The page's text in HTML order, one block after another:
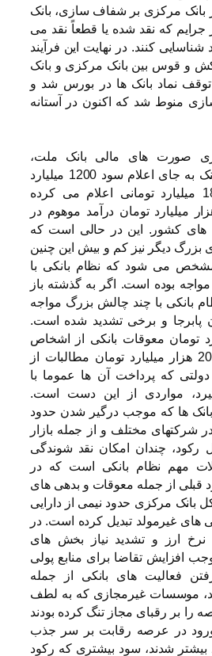
بانک مرکزی بر شفاف سازی، بانک
جرایم که نقد شده یا قطعاً نقد می
کنند. در نهایت این فرآیند
و قوس بین بانک مرکزی و بانک
توقف نماد بانک ها در بورس شد و
منوط شد که اکنون در آستانه
صورت های مالی بانک ملت،
مشخص شد که این بانک به جای اعلام سود 1200 میلیارد
تومانی باید زیان 1800 میلیارد تومانی اعلام می کرده
یعنی وجود 3 هزار میلیارد تومان درآمد موهوم در
های کشور. این در حالی است که
دیگر نیز کم و بیش این چنین
می شود که نظام بانکی با
بوده است. اگر به گذشته باز
بانکی با چند چالش بزرگ مواجه
پابرجا و برخی تشدید شده است.
میلیارد تومان معوقات بانکی از اشخاص
حقیقی و حقوقی و 200 هزار میلیارد تومان مطالبات از
که پرداخت آن ها عموما با
مواردی از این دست است.
ها که موجب درگیر شدن حدود
در شرکتهای مختلف و از جمله بازار
چندان امکان نقد شوندگی
مهم نظام بانکی است که در
قبلی از جمله معوقات و بدهی های
بانک مرکزی حدود نیمی از دارایی
های غیرمولد تبدیل کرده است. در
ارز و تشدید نیاز بخش های
افزایش تقاضا برای منابع پولی
فعالیت های بانکی از جمله
موسسات غیرمجازی که به لطف
را بر رقبای مجاز تنگ کرده بودند
ورود در عرصه رقابت بر سر جذب
شدند، سود بیشتری که رکود